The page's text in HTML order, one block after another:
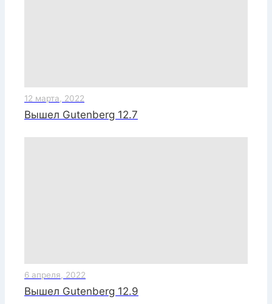
12 марта, 2022
Вышел Gutenberg 12.7
6 апреля, 2022
Вышел Gutenberg 12.9